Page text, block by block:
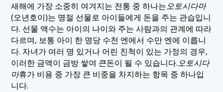
새해에 가장 소중히 여겨지는 전통 중 하나는오토시다마
(오년호이)는 명절 선물로 아이들에게 돈을 주는 관습입니
다. 선물 액수는 아이의 나이와 주는 사람과의 관계에 따라
다르며, 보통 아이 한 명당 수천 엔에서 수만 엔에 이릅니
다. 자녀가 여러 명 있거나 어린 친척이 있는 가정의 경우,
이러한 금액이 금방 쌓여 큰돈이 될 수 있습니다.오토시다
마휴가 비용 중 가장 큰 비중을 차지하는 항목 중 하나입
니다.